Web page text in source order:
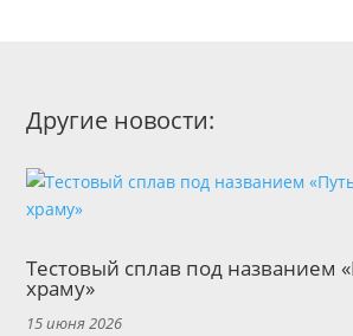
Другие новости:
Тестовый сплав под названием
храму»
15 июня 2026